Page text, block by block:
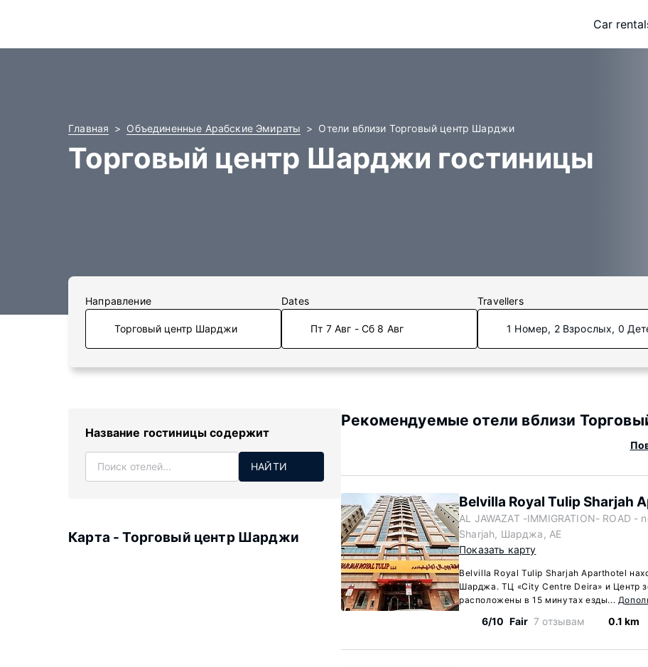
Car
Главная Объединенные Арабские Эмираты Отели вблизи Торговый центр Шарджи
Торговый центр Шарджи гостиницы
Направление Dates
Пт 7 Авг - Сб 8 Авг
Travellers
1 Номер, 2 Взрослых, 0
Название гостиницы содержит
НАЙТИ
Карта - Торговый центр Шарджи
Рекомендуемые отели вблизи
Belvilla Royal Tulip Sharjah
AL JAWAZAT -IMMIGRATION- ROAD -
Sharjah, Шарджа, AE
Показать карту
Belvilla Royal Tulip Sharjah Aparthotel
Шарджа. ТЦ «City Centre Deira» и Центр
расположены в 15 минутах езды...
6/10 Fair 7 отзывам 0.1 km